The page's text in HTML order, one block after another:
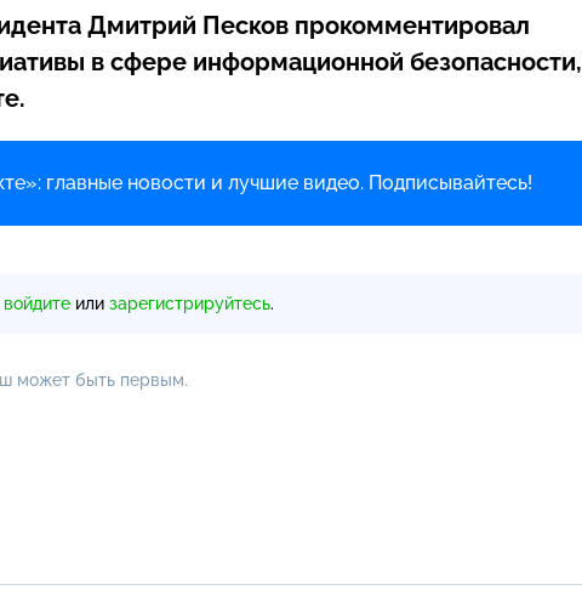
Дмитрий Песков прокомментировал
в сфере информационной безопасности,
главные новости и лучшие видео. Подписывайтесь!
войдите или зарегистрируйтесь.
может быть первым.